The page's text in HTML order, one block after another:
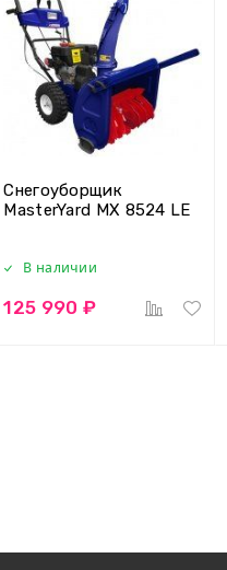
Снегоуборщик
MasterYard MX 8524 LE
В наличии
125 990 ₽